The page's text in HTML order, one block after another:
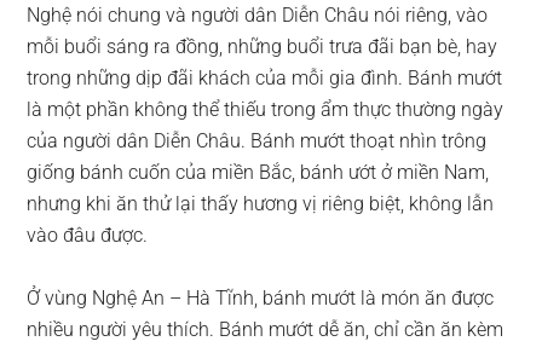
Nghệ nói chung và người dân Diễn Châu nói riêng, vào
mỗi buổi sáng ra đồng, những buổi trưa đãi bạn bè, hay
trong những dịp đãi khách của mỗi gia đình. Bánh mướt
là một phần không thể thiếu trong ẩm thực thường ngày
của người dân Diễn Châu. Bánh mướt thoạt nhìn trông
giống bánh cuốn của miền Bắc, bánh ướt ở miền Nam,
nhưng khi ăn thử lại thấy hương vị riêng biệt, không lẫn
vào đâu được.
Ở vùng Nghệ An – Hà Tĩnh, bánh mướt là món ăn được
nhiều người yêu thích. Bánh mướt dễ ăn, chỉ cần ăn kèm